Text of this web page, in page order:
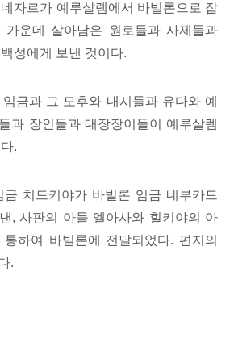
자르가 예루살렘에서 바빌론으로 잡
가운데 살아남은 원로들과 사제들과
성에게 보낸 것이다.
금과 그 모후와 내시들과 유다와 예
과 장인들과 대장장이들이 예루살렘
.
치드키야가 바빌론 임금 네부카드
, 사판의
아들 엘아사와 힐키야의 아
하여 바빌론에 전달되었다. 편지의
.